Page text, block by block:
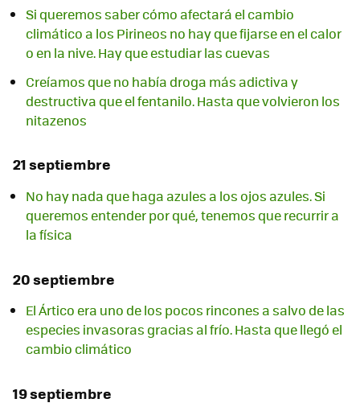
Si queremos saber cómo afectará el cambio
climático a los Pirineos no hay que fijarse en el calor
o en la nive. Hay que estudiar las cuevas
Creíamos que no había droga más adictiva y
destructiva que el fentanilo. Hasta que volvieron los
nitazenos
21 septiembre
No hay nada que haga azules a los ojos azules. Si
queremos entender por qué, tenemos que recurrir a
la física
20 septiembre
El Ártico era uno de los pocos rincones a salvo de las
especies invasoras gracias al frío. Hasta que llegó el
cambio climático
19 septiembre